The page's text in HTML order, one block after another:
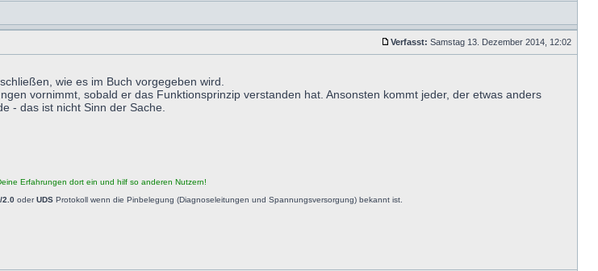
Verfasst: Samstag 13. Dezember 2014, 12:02
wie es im Buch vorgegeben wird.
vornimmt, sobald er das Funktionsprinzip verstanden hat. Ansonsten kommt jeder, der etwas anders
- das ist nicht Sinn der Sache.
Erfahrungen dort ein und hilf so anderen Nutzern!
2.0 oderUDS Protokoll wenn die Pinbelegung (Diagnoseleitungen und Spannungsversorgung) bekannt ist.